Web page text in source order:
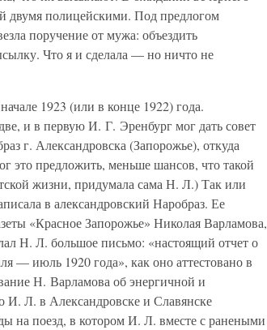
двумя полицейскими. Под предлогом
поручение от мужа: объездить
Что я и сделала — но ничто не
1923 (или в конце 1922) года.
и в первую И. Г. Эренбург мог дать совет
г. Александровска (Запорожье), откуда
это предложить, меньше шансов, что такой
жизни, придумала сама Н. Л.) Так или
в александровский Наробраз. Ее
«Красное Запорожье» Николая Варламова,
Н. Л. большое письмо: «настоящий отчет о
— июль 1920 года», как оно аттестовано в
Н. Варламова об энергичной и
И. Л. в Александровске и Славянске
на поезд, в котором И. Л. вместе с ранеными